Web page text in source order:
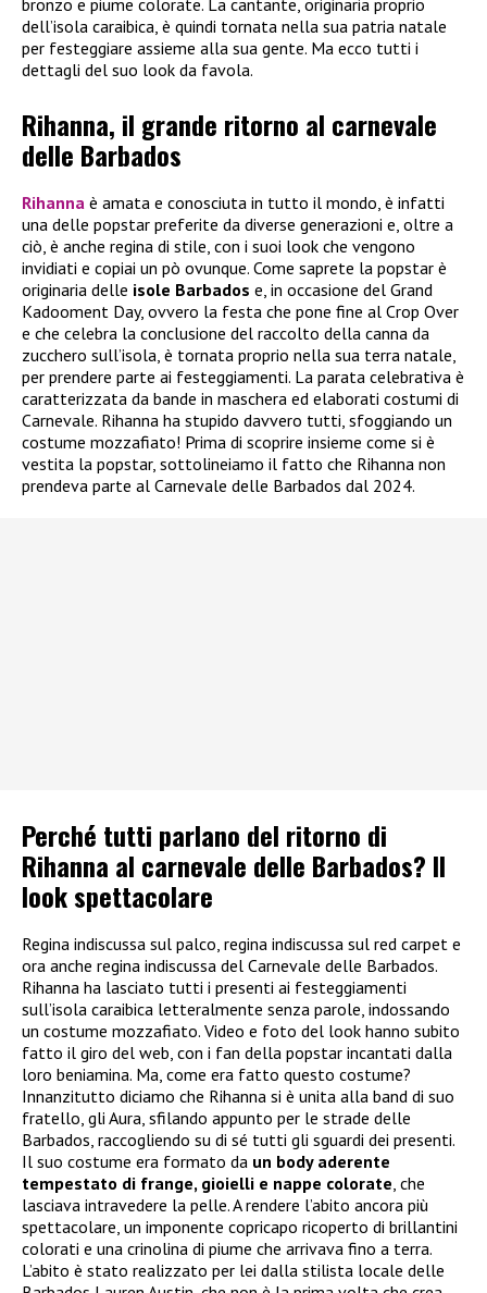
bronzo e piume colorate. La cantante, originaria proprio
dell’isola caraibica, è quindi tornata nella sua patria natale
per festeggiare assieme alla sua gente. Ma ecco tutti i
dettagli del suo look da favola.
Rihanna, il grande ritorno al carnevale
delle Barbados
Rihanna è amata e conosciuta in tutto il mondo, è infatti
una delle popstar preferite da diverse generazioni e, oltre a
ciò, è anche regina di stile, con i suoi look che vengono
invidiati e copiai un pò ovunque. Come saprete la popstar è
originaria delle isole Barbados e, in occasione del Grand
Kadooment Day, ovvero la festa che pone fine al Crop Over
e che celebra la conclusione del raccolto della canna da
zucchero sull’isola, è tornata proprio nella sua terra natale,
per prendere parte ai festeggiamenti. La parata celebrativa è
caratterizzata da bande in maschera ed elaborati costumi di
Carnevale. Rihanna ha stupido davvero tutti, sfoggiando un
costume mozzafiato! Prima di scoprire insieme come si è
vestita la popstar, sottolineiamo il fatto che Rihanna non
prendeva parte al Carnevale delle Barbados dal 2024.
Perché tutti parlano del ritorno di
Rihanna al carnevale delle Barbados? Il
look spettacolare
Regina indiscussa sul palco, regina indiscussa sul red carpet e
ora anche regina indiscussa del Carnevale delle Barbados.
Rihanna ha lasciato tutti i presenti ai festeggiamenti
sull’isola caraibica letteralmente senza parole, indossando
un costume mozzafiato. Video e foto del look hanno subito
fatto il giro del web, con i fan della popstar incantati dalla
loro beniamina. Ma, come era fatto questo costume?
Innanzitutto diciamo che Rihanna si è unita alla band di suo
fratello, gli Aura, sfilando appunto per le strade delle
Barbados, raccogliendo su di sé tutti gli sguardi dei presenti.
Il suo costume era formato da un body aderente
tempestato di frange, gioielli e nappe colorate , che
lasciava intravedere la pelle. A rendere l’abito ancora più
spettacolare, un imponente copricapo ricoperto di brillantini
colorati e una crinolina di piume che arrivava fino a terra.
L’abito è stato realizzato per lei dalla stilista locale delle